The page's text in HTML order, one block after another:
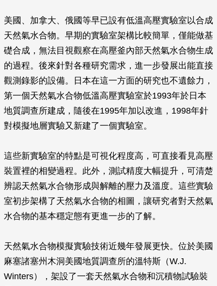
美國、加拿大、俄國等早已設有低溫高壓實驗室以合成
天然氣水合物。早期的實驗室架構比較簡單，僅能做基
礎合成，無法目視觀察在高壓釜內部天然氣水合物生成
的過程。後來針對各種研究需求，進一步發展出能直接
觀測錄影的設備。日本在這一方面的研究也不遺餘力，
第一個天然氣水合物低溫高壓實驗室於1993年於日本
地質調查所建成，隨後在1995年加以改進，1998年針
對模擬地層實驗又新建了一個實驗室。
這些新實驗室的特點是可視化程度高，可直接看見高壓
裝置裡的相變過程。此外，測試精度大幅提升，可清楚
辨認天然氣水合物形成與解離的壓力及溫度。這些實驗
室初步架構了天然氣水合物的相圖，讓研究者對天然氣
水合物的基本穩定態有更進一步的了解。
天然氣水合物模擬實驗技術近幾年發展更快。位於美國
麻塞諸塞州木洞美國地質調查所的溫特斯（W.J.
Winters），架設了一套天然氣水合物和沉積物試驗裝